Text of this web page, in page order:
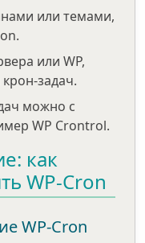
или темами,
или WP,
задач.
можно с
WP Crontrol.
как
WP-Cron
WP-Cron